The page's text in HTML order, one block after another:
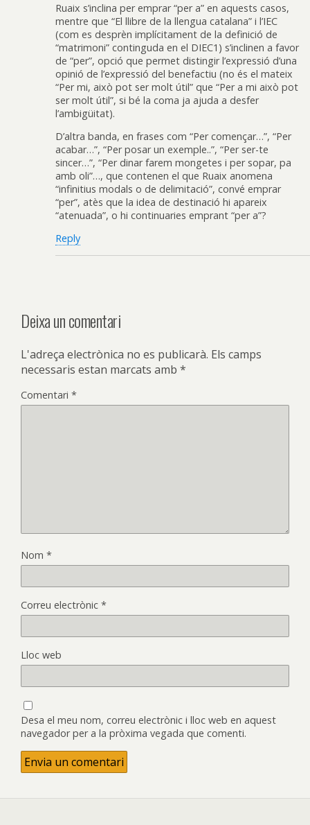
Ruaix s’inclina per emprar “per a” en aquests casos,
mentre que “El llibre de la llengua catalana” i l’IEC
(com es desprèn implícitament de la definició de
“matrimoni” continguda en el DIEC1) s’inclinen a favor
de “per”, opció que permet distingir l’expressió d’una
opinió de l’expressió del benefactiu (no és el mateix
“Per mi, això pot ser molt útil” que “Per a mi això pot
ser molt útil”, si bé la coma ja ajuda a desfer
l’ambigüitat).
D’altra banda, en frases com “Per començar…”, “Per
acabar…”, “Per posar un exemple..”, “Per ser-te
sincer…”, “Per dinar farem mongetes i per sopar, pa
amb oli”…, que contenen el que Ruaix anomena
“infinitius modals o de delimitació”, convé emprar
“per”, atès que la idea de destinació hi apareix
“atenuada”, o hi continuaries emprant “per a”?
Reply
Deixa un comentari
L'adreça electrònica no es publicarà. Els camps
necessaris estan marcats amb *
Comentari *
Nom *
Correu electrònic *
Lloc web
Desa el meu nom, correu electrònic i lloc web en aquest
navegador per a la pròxima vegada que comenti.